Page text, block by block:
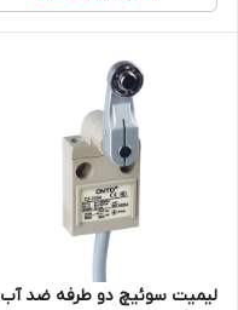
لیمیت سوئیچ دو طرفه ضد آب